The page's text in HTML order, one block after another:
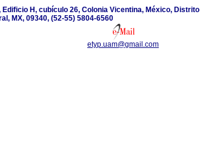
H, cubículo 26, Colonia Vicentina, México, Distrito
MX, 09340, (52-55) 5804-6560
etyp.uam@gmail.com